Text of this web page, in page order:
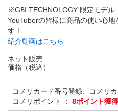
※GBI.TECHNOLOGY 限定モデル
YouTuberの皆様に商品の使い心
す！
紹介動画はこちら
ネット販売
価格（税込）
コメリカード番号登録、コメリ
コメリポイント ： 8ポイント獲得